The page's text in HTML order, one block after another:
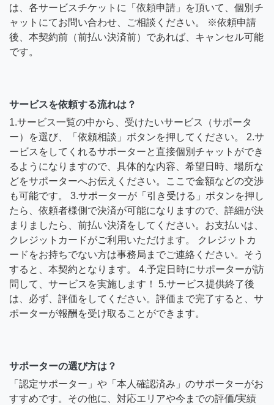
は、各サービスチケットに「依頼申請」を頂いて、個別チ
ャットにてお問い合わせ、ご相談ください。 ※依頼申請
後、本契約前（前払い決済前）であれば、キャンセル可能
です。
サービスを依頼する流れは？
1.サービス一覧の中から、受けたいサービス（サポータ
ー）を選び、「依頼相談」ボタンを押してください。 2.サ
ービスをしてくれるサポーターと直接個別チャットができ
るようになりますので、具体的な内容、希望日時、場所な
どをサポーターへお伝えください。ここで金額などの交渉
も可能です。 3.サポーターが「引き受ける」ボタンを押し
たら、依頼者様側で決済が可能になりますので、詳細が決
まりましたら、前払い決済をしてください。お支払いは、
クレジットカードがご利用いただけます。 クレジットカ
ードをお持ちでない方は事務局までご連絡ください。そう
すると、本契約となります。 4.予定日時にサポーターが訪
問して、サービスを実施します！ 5.サービス提供終了後
は、必ず、評価をしてください。評価まで完了すると、サ
ポーターが報酬を受け取ることができます。
サポーターの選び方は？
「認定サポーター」や「本人確認済み」のサポーターがお
すすめです。その他に、対応エリアや今までの評価/実績